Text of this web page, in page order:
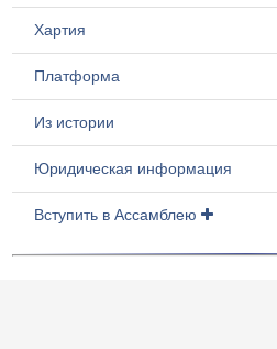
Хартия
Платформа
Из истории
Юридическая информация
Вступить в Ассамблею